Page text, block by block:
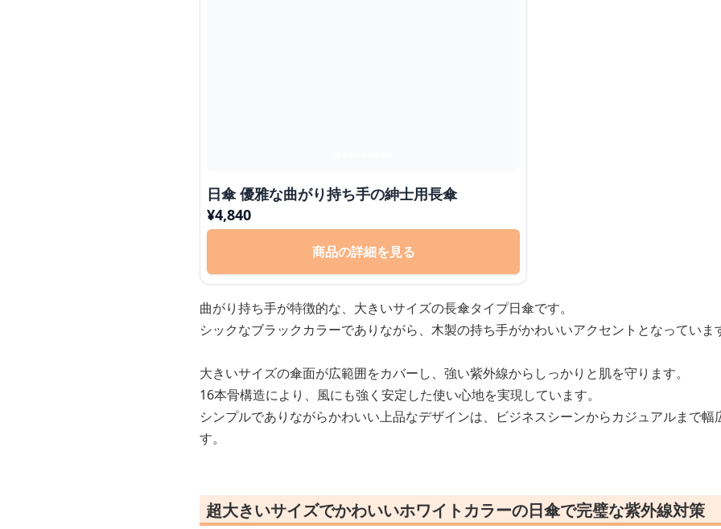
日傘 優雅な曲がり持ち手の紳士用長傘
¥4,840
商品の詳細を見る
曲がり持ち手が特徴的な、大きいサイズの長傘タイプ日傘です。
シックなブラックカラーでありながら、木製の持ち手がかわいいアクセントとなっていま
大きいサイズの傘面が広範囲をカバーし、強い紫外線からしっかりと肌を守ります。
16本骨構造により、風にも強く安定した使い心地を実現しています。
シンプルでありながらかわいい上品なデザインは、ビジネスシーンからカジュアルまで
す。
超大きいサイズでかわいいホワイトカラーの日傘で完璧な紫外線対策